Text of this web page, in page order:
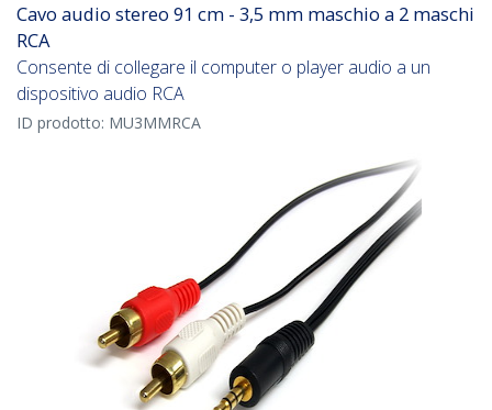
Cavo audio stereo 91 cm - 3,5 mm maschio a 2 maschi
RCA
Consente di collegare il computer o player audio a un
dispositivo audio RCA
ID prodotto: MU3MMRCA